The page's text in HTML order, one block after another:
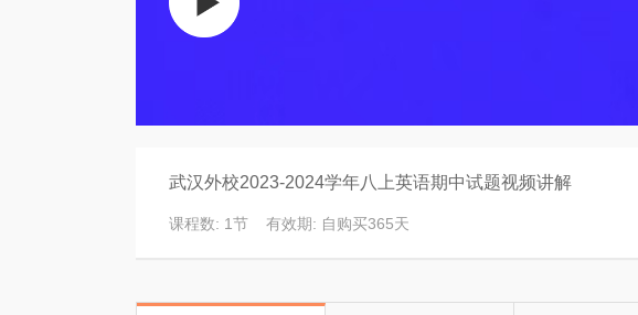
武汉外校2023-2024学年八上英语期中试题视频讲解
课程数: 1节 有效期: 自购买365天